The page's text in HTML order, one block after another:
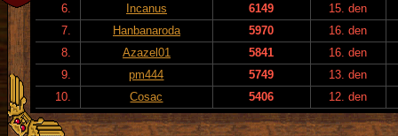
6.
Incanus 6149
15. den
7.
Hanbanaroda 5970
16. den
8.
Azazel01 5841
16. den
9.
pm444 5749
13. den
10.
Cosac 5406 12. den